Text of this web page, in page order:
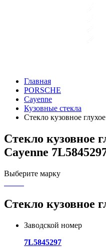
Главная
PORSCHE
Cayenne
Кузовные стекла
Стекло кузовное
Стекло кузовное
Cayenne
Выберите марку
Стекло кузовное
Заводской номер
7L5845297